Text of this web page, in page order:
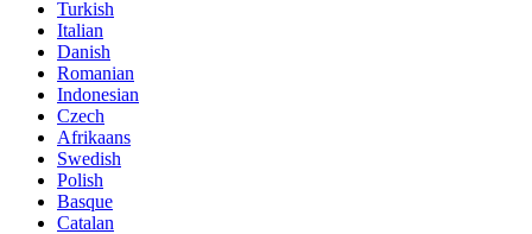
Turkish
Italian
Danish
Romanian
Indonesian
Czech
Afrikaans
Swedish
Polish
Basque
Catalan